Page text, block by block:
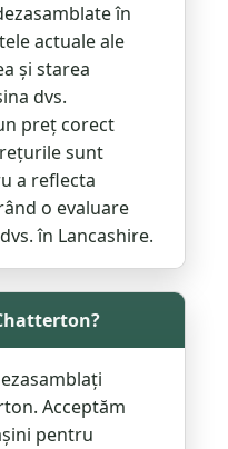
în
actuale ale
și starea
dvs.
preț corect
sunt
a reflecta
o evaluare
în Lancashire.
Acceptăm
pentru